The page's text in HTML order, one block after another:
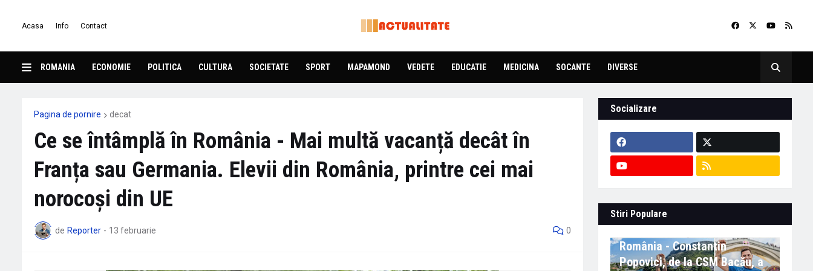
Acasa Info Contact
ROMANIA ECONOMIE POLITICA CULTURA SOCIETATE SPORT MAPAMOND VEDETE EDUCATIE MEDICINA SOCANTE DIVERSE
Pagina de pornire decat
Ce se întâmplă în România - Mai multă vacanță decât în
Franța sau Germania. Elevii din România, printre cei mai
norocoși din UE
de Reporter - 13 februarie 0
Socializare
Stiri Populare
România - Constantin
Popovici, de la CSM Bacău, a